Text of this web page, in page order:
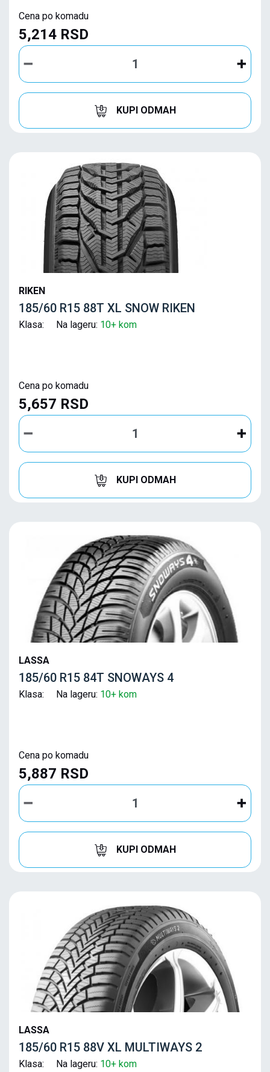
Cena po komadu
5,214 RSD
KUPI ODMAH
RIKEN
185/60 R15 88T XL SNOW RIKEN
Klasa: Na lageru: 10+ kom
Cena po komadu
5,657 RSD
KUPI ODMAH
LASSA
185/60 R15 84T SNOWAYS 4
Klasa: Na lageru: 10+ kom
Cena po komadu
5,887 RSD
KUPI ODMAH
LASSA
185/60 R15 88V XL MULTIWAYS 2
Klasa: Na lageru: 10+ kom